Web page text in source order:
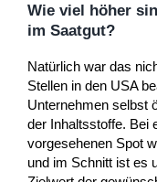
Wie viel höher
im Saatgut?
Natürlich war das
Stellen in den USA
Unternehmen selbst
der Inhaltsstoffe. Bei
vorgesehenen Spot
und im Schnitt ist es